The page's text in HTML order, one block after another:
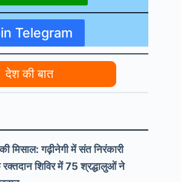
Telegram
देश की बात
मिसाल: गढ़ीनेगी में संत निरंकारी
शिविर में 75 श्रद्धालुओं ने